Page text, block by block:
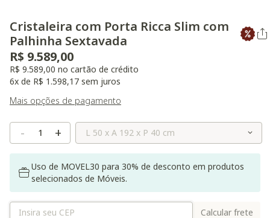
Cristaleira com Porta Ricca Slim com
Palhinha Sextavada
R$ 9.589,00
R$ 9.589,00 no cartão de crédito
6x de R$ 1.598,17 sem juros
Mais opções de pagamento
- + Selecione o Tamanho
Uso de MOVEL30 para 30% de desconto em produtos
selecionados de Móveis.
Calcular frete